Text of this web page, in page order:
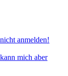
anmelden!
mich aber